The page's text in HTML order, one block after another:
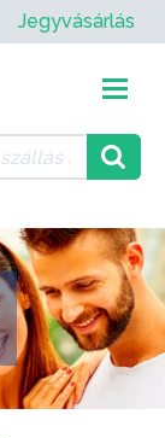
Jegyvásárlás